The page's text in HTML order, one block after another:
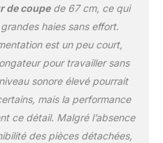
de coupede 67 cm, ce qui
haies sans effort.
est un peu court,
pour travailler sans
sonore élevé pourrait
mais la performance
ce détail. Malgré l’absence
des pièces détachées,